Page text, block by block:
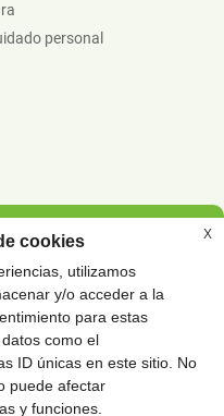
personal
DEL SITIO-ESPECIAL
ANTIADHESIÓN
A BASE DE
DE DOCUMENTOS
cookies
utilizamos
y/o acceder a la
para estas
como el
ID únicas en este sitio. No
puede afectar
y funciones.
X